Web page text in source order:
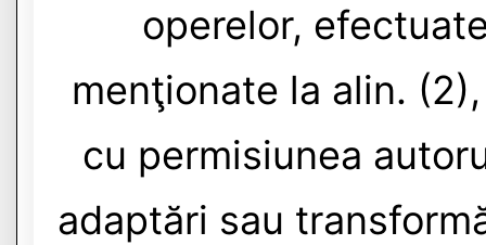
operelor,
menţionate la alin.
cu permisiunea
adaptări sau